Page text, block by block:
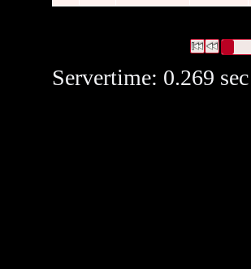
Servertime: 0.269